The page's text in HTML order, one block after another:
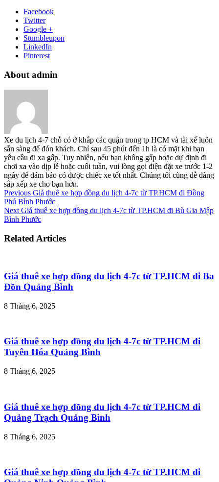
Facebook
Twitter
Google +
Stumbleupon
LinkedIn
Pinterest
About admin
Xe du lịch 4-7 chỗ có ở khắp các quận trong tp HCM và tài xế luôn
sẵn sàng để đón khách. Chỉ sau 45 phút đến 1h là có mặt khi bạn
yêu cầu đi xa gấp. Tuy nhiên, nếu bạn không gấp hoặc dự định đi
chơi xa vào dịp lễ hoặc cuối tuần, vui lòng gọi điện đặt xe trước 1-2
ngày để đảm bảo có được chiếc xe tốt nhất. Chúng tôi cũng dễ dàng
sắp xếp xe cho bạn hơn.
Previous Giá thuê xe hợp đồng du lịch 4-7c từ TP.HCM đi Đồng
Phú Bình Phước
Next Giá thuê xe hợp đồng du lịch 4-7c từ TP.HCM đi Bù Gia Mập
Bình Phước
Related Articles
Giá thuê xe hợp đồng du lịch 4-7c từ TP.HCM đi Ba
Đồn Quảng Bình
8 Tháng 6, 2025
Giá thuê xe hợp đồng du lịch 4-7c từ TP.HCM đi
Tuyên Hóa Quảng Bình
8 Tháng 6, 2025
Giá thuê xe hợp đồng du lịch 4-7c từ TP.HCM đi
Quảng Trạch Quảng Bình
8 Tháng 6, 2025
Giá thuê xe hợp đồng du lịch 4-7c từ TP.HCM đi